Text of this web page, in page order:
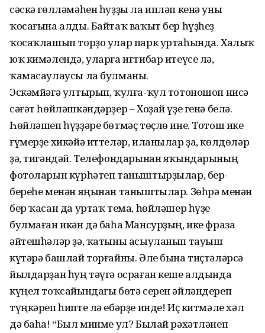
сәскә гөлләмәһен һуҙҙы ла ипләп кенә уны
ҡосағына алды. Байтаҡ ваҡыт бер һүҙһеҙ
ҡосаҡлашып торҙо улар парк уртаһында. Халыҡ
юҡ кимәлендә, уларға иғтибар итеүсе лә,
ҡамасаулаусы ла булманы.
Эскәмйәгә ултырып, ҡулға-ҡул тотоношоп нисә
сәғәт һөйләшкәндәрҙер – Хоҙай үҙе генә белә.
Һөйләшеп һүҙҙәре бөтмәҫ төҫлө ине. Тотош ике
ғүмерҙе хикәйә иттеләр, иланылар ҙа, көлдөләр
ҙә, тигәндәй. Телефондарынан яҡындарының
фотоларын күрһәтеп таныштырҙылар, бер-
береһе менән яңынан таныштылар. Зөһрә менән
бер ҡасан да уртаҡ тема, һөйләшер һүҙе
булмаған икән дә баһа Мансурҙың, ике фраза
әйтешһәләр ҙә, ҡатыны асыуланып тауыш
күтәрә башлай торғайны. Әле бына тиҫтәләрсә
йылдарҙан һуң тәүгә осраған кеше алдында
күңел тоҡсайындағы бөтә серен әйләндереп
түңкәреп һипте лә ебәрҙе инде! Иҫ китмәле хәл
дә баһа! “Был минме ул? Былай рәхәтләнеп